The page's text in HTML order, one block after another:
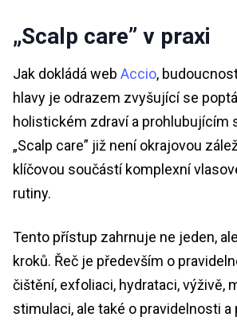
„Scalp care” v praxi
Jak dokládá web Accio,
hlavy je odrazem zvyšující se
holistickém zdraví a prohlubujícím
„Scalp care” již není okrajovou
klíčovou součástí komplexní
rutiny.
Tento přístup zahrnuje ne jeden,
kroků. Řeč je především o
čištění, exfoliaci, hydrataci, výživě,
stimulaci, ale také o pravidelnosti